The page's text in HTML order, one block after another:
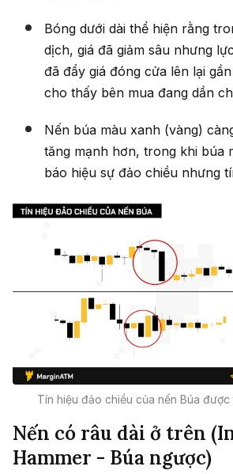
Bóng dưới dài thể hiện rằng
dịch, giá đã giảm sâu nhưng
đã đẩy giá đóng cửa lên lại
cho thấy bên mua đang dần
Nến búa màu xanh (vàng)
tăng mạnh hơn, trong khi búa
báo hiệu sự đảo chiều nhưng
Tín hiệu đảo chiều của nến Búa
Nến có râu dài ở trên
Hammer - Búa ngược)